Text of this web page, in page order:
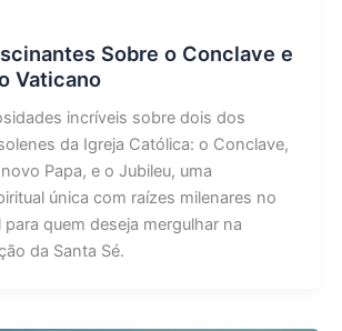
Sobre o Conclave e
Vaticano
incríveis sobre dois dos
da Igreja Católica: o Conclave,
Papa, e o Jubileu, uma
única com raízes milenares no
quem deseja mergulhar na
da Santa Sé.